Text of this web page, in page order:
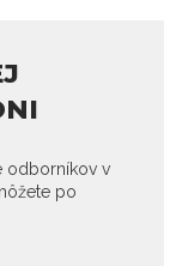
odborníkov v
po